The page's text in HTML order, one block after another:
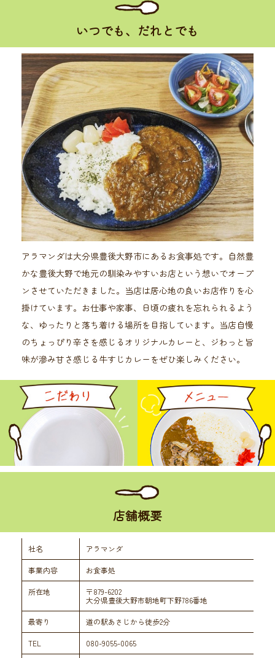
いつでも、だれとでも
アラマンダは大分県豊後大野市にあるお食事処です。自然豊
かな豊後大野で地元の馴染みやすいお店という想いでオープ
ンさせていただきました。当店は居心地の良いお店作りを心
掛けています。お仕事や家事、日頃の疲れを忘れられるよう
な、ゆったりと落ち着ける場所を目指しています。当店自慢
のちょっぴり辛さを感じるオリジナルカレーと、ジわっと旨
味が滲み甘さ感じる牛すじカレーをぜひ楽しみください。
店舗概要
社名 アラマンダ
事業内容 お食事処
所在地
〒879-6202
大分県豊後大野市朝地町下野786番地
最寄り 道の駅あさじから徒歩2分
TEL 080-9055-0065